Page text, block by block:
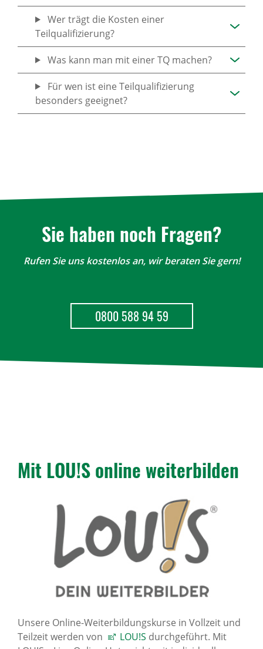
Wer trägt die Kosten einer
Teilqualifizierung?
Was kann man mit einer TQ machen?
Für wen ist eine Teilqualifizierung
besonders geeignet?
Sie haben noch Fragen?
Rufen Sie uns kostenlos an, wir beraten Sie gern!
0800 588 94 59
Mit LOU!S online weiter­bilden
Unsere Online-Weiterbildungskurse in Vollzeit und
Teilzeit werden von
LOU!S durchgeführt. Mit